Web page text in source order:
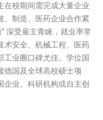
在校期间需完成大量企业
、制造、医药企业合作紧
深受雇主青睐，就业率常
术安全、机械工程、医药
工业圈口碑尤佳。学位国
德国及全球高校硕士项
企业、科研机构或自主创